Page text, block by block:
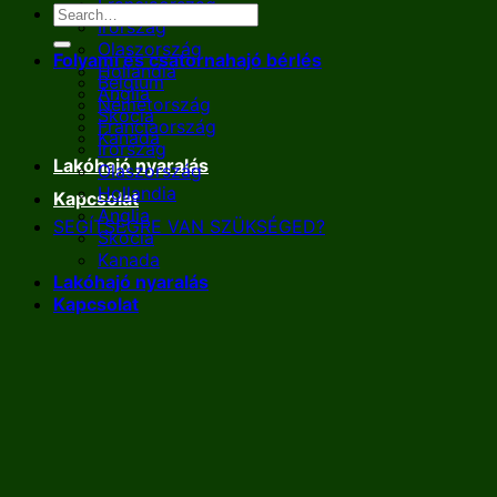
Franciaország
Írország
Olaszország
Hollandia
Anglia
Skócia
Kanada
Lakóhajó nyaralás
Kapcsolat
SEGÍTSÉGRE VAN SZÜKSÉGED?
Folyami és csatornahajó bérlés
Belgium
Németország
Franciaország
Írország
Olaszország
Hollandia
Anglia
Skócia
Kanada
Lakóhajó nyaralás
Kapcsolat